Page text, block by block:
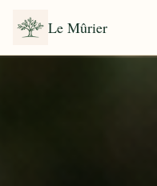
Le Mûrier